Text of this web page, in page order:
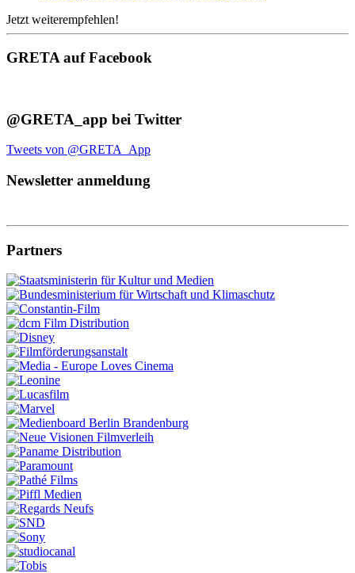
Jetzt weiterempfehlen!
GRETA auf Facebook
@GRETA_app bei Twitter
Tweets von @GRETA_App
Newsletter anmeldung
Partners